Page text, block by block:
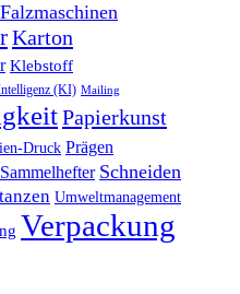
Falzmaschinen
Karton
Klebstoff
(KI) Mailing
Papierkunst
Druck Prägen
Sammelhefter Schneiden
Umweltmanagement
Verpackung